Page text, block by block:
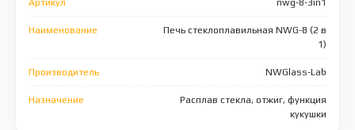
Артикул nwg-8-3in1
Наименование
Печь стеклоплавильная NWG-8 (2 в
1)
Производитель NWGlass-Lab
Назначение
Расплав стекла, отжиг, функция
кукушки